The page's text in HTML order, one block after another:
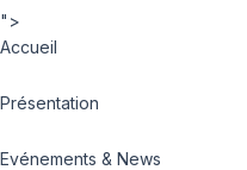
">
Accueil
Présentation
Evénements & News